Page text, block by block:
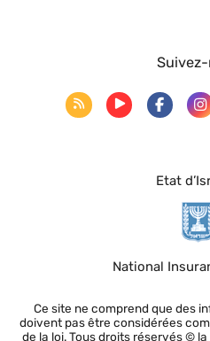
Etat
National
Ce site ne comprend que des
doivent pas être considérées
de la loi. Tous droits réservés ©